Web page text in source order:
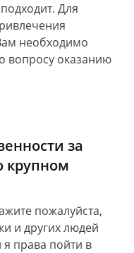
Для
необходимо
вопросу оказанию
за
крупном
пожалуйста,
и других людей
права пойти в